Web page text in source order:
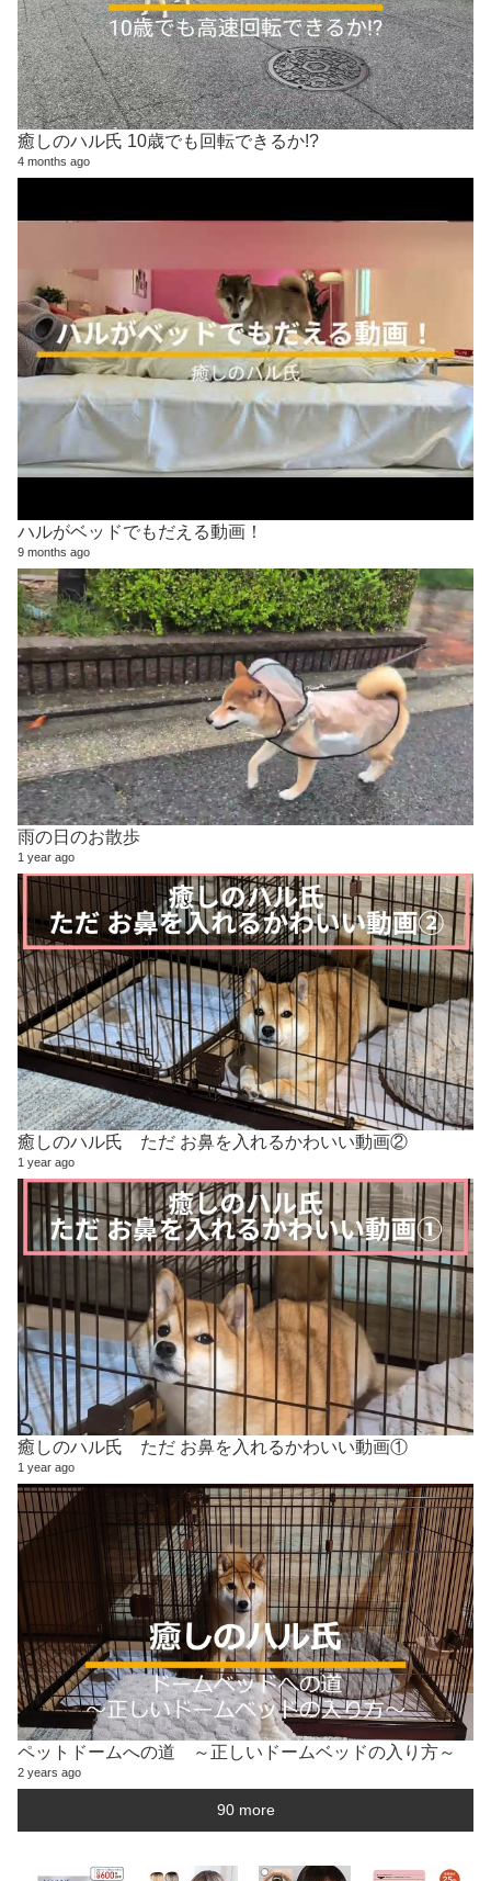
癒しのハル氏 10歳でも回転できるか!?
4 months ago
ハルがベッドでもだえる動画！
9 months ago
雨の日のお散歩
1 year ago
癒しのハル氏 ただ お鼻を入れるかわいい動画②
1 year ago
癒しのハル氏 ただ お鼻を入れるかわいい動画①
1 year ago
ペットドームへの道 ～正しいドームベッドの入り方～
2 years ago
90 more